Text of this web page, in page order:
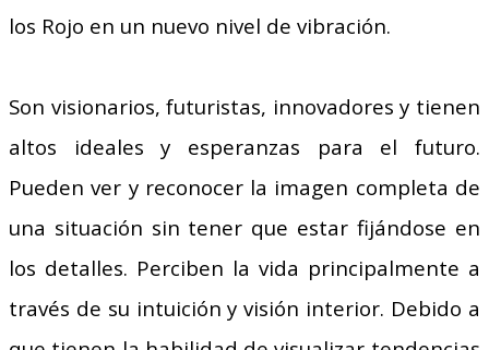
los Rojo en un nuevo nivel de vibración.
Son visionarios, futuristas, innovadores y tienen
altos ideales y esperanzas para el futuro.
Pueden ver y reconocer la imagen completa de
una situación sin tener que estar fijándose en
los detalles. Perciben la vida principalmente a
través de su intuición y visión interior. Debido a